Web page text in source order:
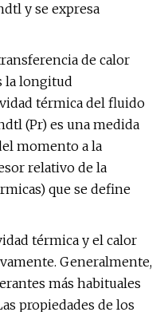
y se expresa
de calor
la longitud
térmica del fluido
(Pr) es una medida
momento a la
relativo de la
que se define
térmica y el calor
Generalmente,
más habituales
propiedades de los